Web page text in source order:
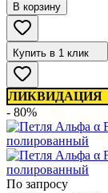
В корзину
Купить в 1 клик
ЛИКВИДАЦИЯ
- 80%
По запросу